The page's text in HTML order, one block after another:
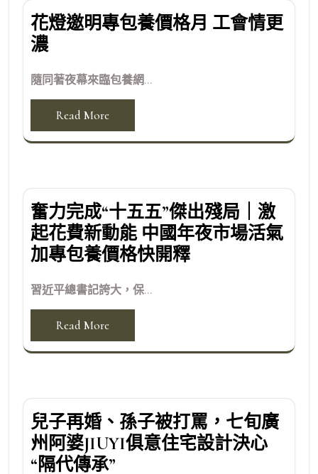
花燈邀明專包養價格月 工會情更
濃
隨同著夜幕來臨包養網...
Read More
奮力完成“十五五”傑出殘局｜激
起花費新動能 中國年夜市場活氣
加專包養價格快開釋
習近平總書記誇大，保...
Read More
兒子再婚、孫子被打罵，七旬廣
州阿婆JIUYI俱意住宅設計決心
“隔代傳承”